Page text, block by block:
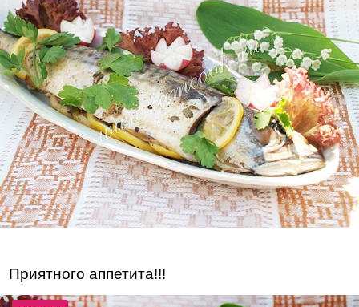
Приятного аппетита!!!